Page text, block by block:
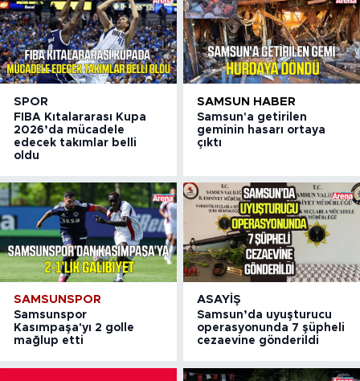
SPOR
FIBA Kıtalararası Kupa
2026’da mücadele
edecek takımlar belli
oldu
SAMSUN HABER
Samsun'a getirilen
geminin hasarı ortaya
çıktı
SAMSUNSPOR
Samsunspor
Kasımpaşa'yı 2 golle
mağlup etti
ASAYIŞ
Samsun’da uyuşturucu
operasyonunda 7 şüpheli
cezaevine gönderildi